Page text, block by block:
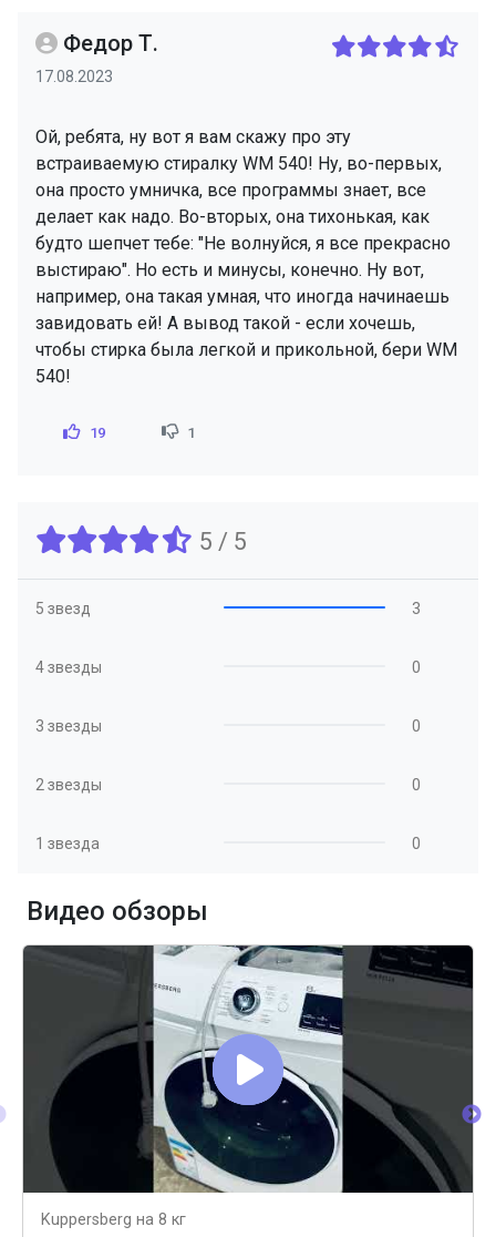
Федор Т.
17.08.2023
Ой, ребята, ну вот я вам скажу про эту
встраиваемую стиралку WM 540! Ну, во-первых,
она просто умничка, все программы знает, все
делает как надо. Во-вторых, она тихонькая, как
будто шепчет тебе: "Не волнуйся, я все прекрасно
выстираю". Но есть и минусы, конечно. Ну вот,
например, она такая умная, что иногда начинаешь
завидовать ей! А вывод такой - если хочешь,
чтобы стирка была легкой и прикольной, бери WM
540!
19 1
5 / 5
5 звезд 3
4 звезды 0
3 звезды 0
2 звезды 0
1 звезда 0
Видео обзоры
Kuppersberg на 8 кг